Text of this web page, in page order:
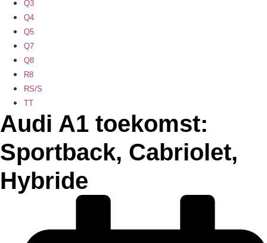
Q3
Q4
Q5
Q7
Q8
R8
RS/S
TT
Audi A1 toekomst:
Sportback, Cabriolet,
Hybride